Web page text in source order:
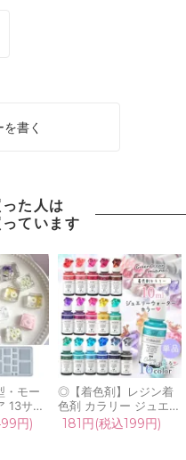
書く
た人は
ています
・モー
13サイ
ルド レ
レジ
円)
◎【着色剤】レジン着
色剤 カラリー ジュエリ
ーウォーターカラー 単
品 レジン着色料 定番
181円(税込199円)